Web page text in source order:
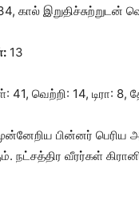
கால் இறுதிச்சுற்றுடன்
13
41, வெற்றி: 14, டிரா:
பின்னர்
நட்சத்திர வீரர்கள்